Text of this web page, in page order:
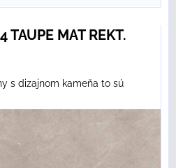
TAUPE MAT REKT.
s dizajnom kameňa to sú